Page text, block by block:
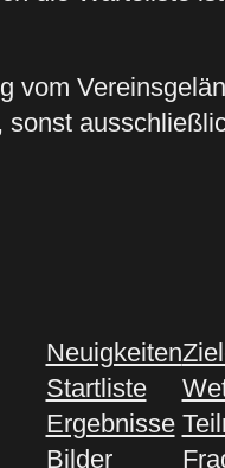
vom
Neuigkeiten
Startliste
Ergebnisse
Bilder